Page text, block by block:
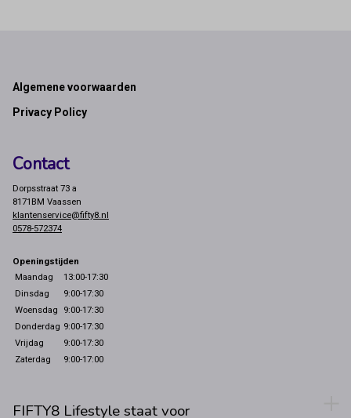
Footer
Algemene voorwaarden
Privacy Policy
Contact
Dorpsstraat 73 a
8171BM Vaassen
klantenservice@fifty8.nl
0578-572374
Openingstijden
Maandag
13:00-17:30
Dinsdag
9:00-17:30
Woensdag
9:00-17:30
Donderdag 9:00-17:30
Vrijdag
9:00-17:30
Zaterdag
9:00-17:00
FIFTY8 Lifestyle staat voor